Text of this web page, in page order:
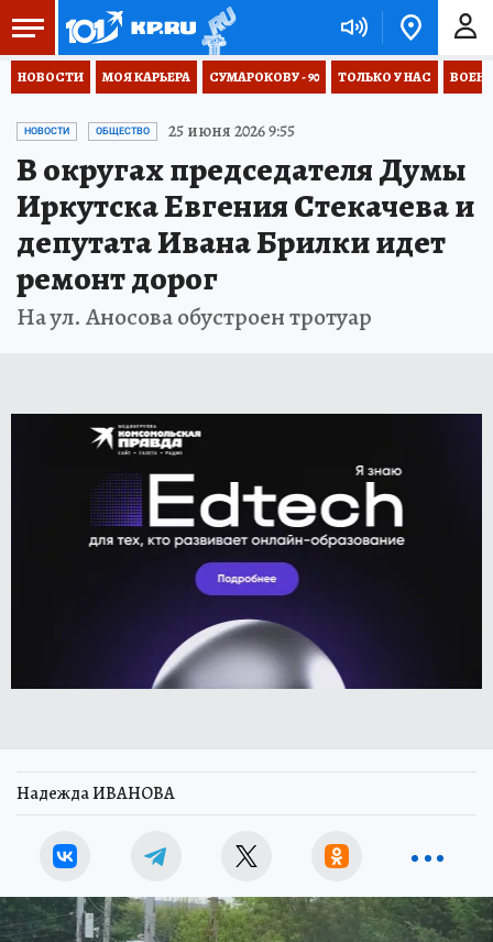
НОВОСТИ МОЯ КАРЬЕРА СУМАРОКОВУ - 90 ТОЛЬКО У НАС
НОВОСТИ ОБЩЕСТВО 25 июня 2026 9:55
В округах председателя Думы
Иркутска Евгения Стекачева и
депутата Ивана Брилки идет
ремонт дорог
На ул. Аносова обустроен тротуар
Надежда ИВАНОВА